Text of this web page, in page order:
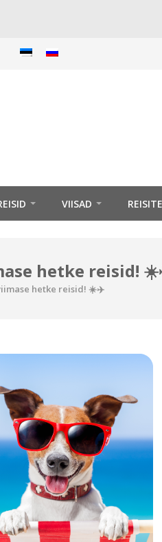
VIISAD
hetke reisid!
hetke reisid! ☀️✈️